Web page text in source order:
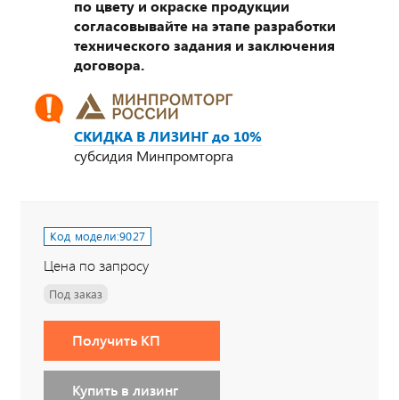
по цвету и окраске продукции
согласовывайте на этапе разработки
технического задания и заключения
договора.
СКИДКА В ЛИЗИНГ до 10%
субсидия Минпромторга
Код модели:9027
Цена по запросу
Под заказ
Получить КП
Купить в лизинг